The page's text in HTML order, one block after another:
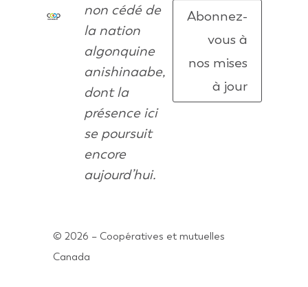
non cédé de
la nation
algonquine
anishinaabe,
dont la
présence ici
se poursuit
encore
aujourd’hui.
Abonnez-
vous à
nos mises
à jour
© 2026 – Coopératives et mutuelles
Canada